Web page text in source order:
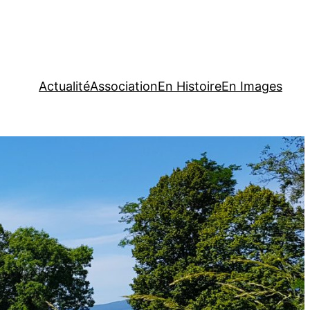
ActualitéAssociationEn HistoireEn Images